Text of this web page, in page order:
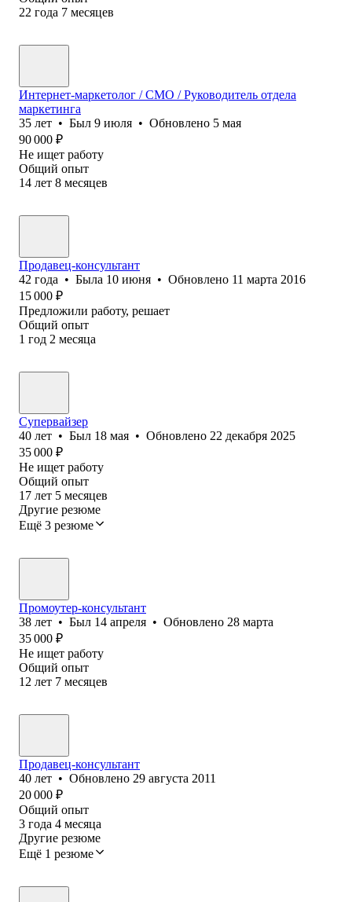
22 года 7 месяцев
Интернет-маркетолог / CMO / Руководитель отдела
маркетинга
35 лет • Был 9 июля • Обновлено 5 мая
90 000 ₽
Не ищет работу
Общий опыт
14 лет 8 месяцев
Продавец-консультант
42 года • Была 10 июня • Обновлено 11 марта 2016
15 000 ₽
Предложили работу, решает
Общий опыт
1 год 2 месяца
Супервайзер
40 лет • Был 18 мая • Обновлено 22 декабря 2025
35 000 ₽
Не ищет работу
Общий опыт
17 лет 5 месяцев
Другие резюме
Ещё 3 резюме
Промоутер-консультант
38 лет • Был 14 апреля • Обновлено 28 марта
35 000 ₽
Не ищет работу
Общий опыт
12 лет 7 месяцев
Продавец-консультант
40 лет • Обновлено 29 августа 2011
20 000 ₽
Общий опыт
3 года 4 месяца
Другие резюме
Ещё 1 резюме